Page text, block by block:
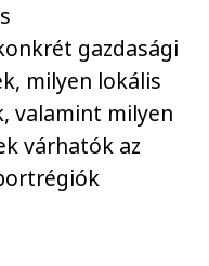
gazdasági
milyen lokális
valamint milyen
várhatók az